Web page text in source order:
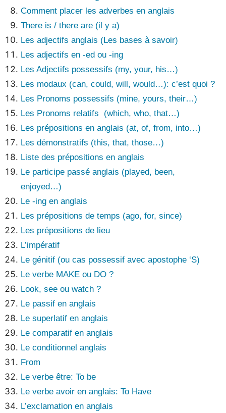
Comment placer les adverbes en anglais
There is / there are (il y a)
Les adjectifs anglais (Les bases à savoir)
Les adjectifs en -ed ou -ing
Les Adjectifs possessifs (my, your, his…)
Les modaux (can, could, will, would…): c’est quoi ?
Les Pronoms possessifs (mine, yours, their…)
Les Pronoms relatifs (which, who, that…)
Les prépositions en anglais (at, of, from, into…)
Les démonstratifs (this, that, those…)
Liste des prépositions en anglais
Le participe passé anglais (played, been,
enjoyed…)
Le -ing en anglais
Les prépositions de temps (ago, for, since)
Les prépositions de lieu
L’impératif
Le génitif (ou cas possessif avec apostophe ‘S)
Le verbe MAKE ou DO ?
Look, see ou watch ?
Le passif en anglais
Le superlatif en anglais
Le comparatif en anglais
Le conditionnel anglais
From
Le verbe être: To be
Le verbe avoir en anglais: To Have
L’exclamation en anglais